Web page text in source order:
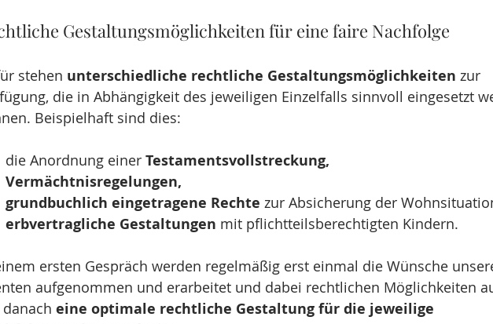
Gestaltungsmöglichkeiten für eine faire Nachfolge
stehen unterschiedliche rechtliche Gestaltungsmöglichkeiten zur
die in Abhängigkeit des jeweiligen Einzelfalls sinnvoll eingesetzt
Beispielhaft sind dies:
die Anordnung einer Testamentsvollstreckung,
Vermächtnisregelungen,
grundbuchlich eingetragene Rechte zur Absicherung der
erbvertragliche Gestaltungen mit pflichtteilsberechtigten Kindern.
ersten Gespräch werden regelmäßig erst einmal die Wünsche
aufgenommen und erarbeitet und dabei rechtlichen Möglichkeiten
eine optimale rechtliche Gestaltung für die jeweilige